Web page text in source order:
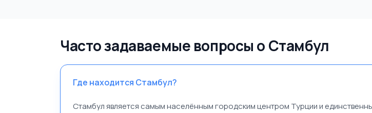
Часто задаваемые вопросы о Стамбул
Где находится Стамбул?
Стамбул является самым населённым городским центром Турции и